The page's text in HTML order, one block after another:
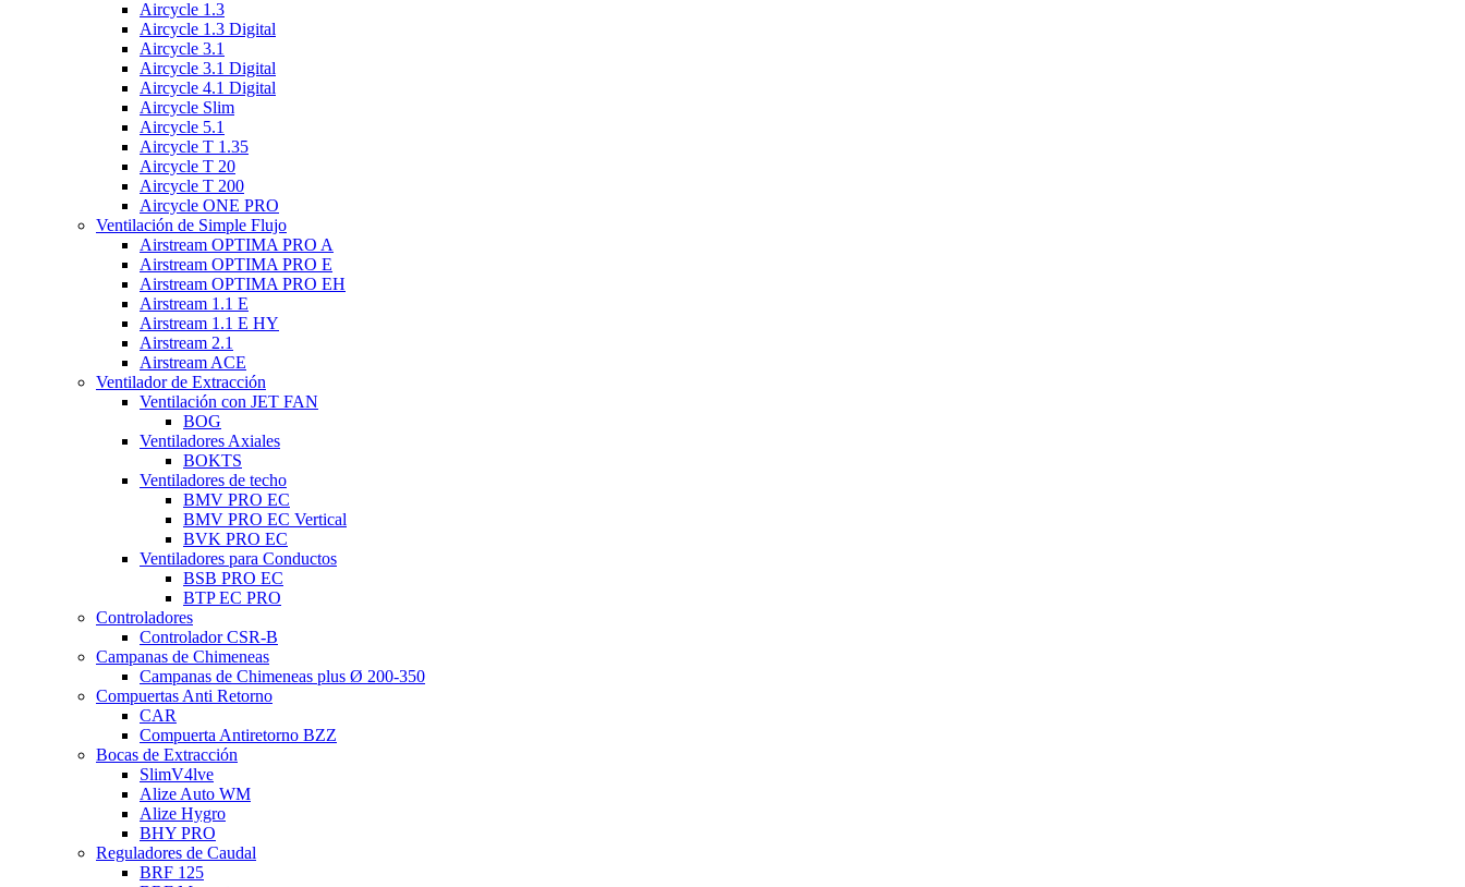
Aircycle 1.3
Aircycle 1.3 Digital
Aircycle 3.1
Aircycle 3.1 Digital
Aircycle 4.1 Digital
Aircycle Slim
Aircycle 5.1
Aircycle T 1.35
Aircycle T 20
Aircycle T 200
Aircycle ONE PRO
Ventilación de Simple Flujo
Airstream OPTIMA PRO A
Airstream OPTIMA PRO E
Airstream OPTIMA PRO EH
Airstream 1.1 E
Airstream 1.1 E HY
Airstream 2.1
Airstream ACE
Ventilador de Extracción
Ventilación con JET FAN
BOG
Ventiladores Axiales
BOKTS
Ventiladores de techo
BMV PRO EC
BMV PRO EC Vertical
BVK PRO EC
Ventiladores para Conductos
BSB PRO EC
BTP EC PRO
Controladores
Controlador CSR-B
Campanas de Chimeneas
Campanas de Chimeneas plus Ø 200-350
Compuertas Anti Retorno
CAR
Compuerta Antiretorno BZZ
Bocas de Extracción
SlimV4lve
Alize Auto WM
Alize Hygro
BHY PRO
Reguladores de Caudal
BRF 125